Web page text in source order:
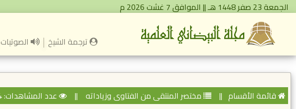
الجمعة 23 صفر 1448 هـ || الموافق 7 غشت 2026 م
ترجمة الشيخ الصوتيات
قائمة الأقسام || مختصر المنتقى من الفتاوى وزياداته || عدد المشاهدات: 6534